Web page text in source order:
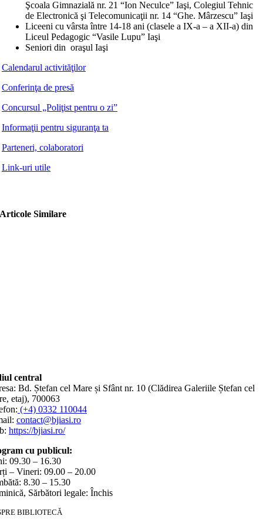
Şcoala Gimnazială nr. 21 “Ion Neculce” Iaşi, Colegiul Tehnic
de Electronică şi Telecomunicaţii nr. 14 “Ghe. Mârzescu” Iaşi
Liceeni cu vârsta între 14-18 ani (clasele a IX-a – a XII-a) din
Liceul Pedagogic “Vasile Lupu” Iaşi
Seniori din oraşul Iaşi
Calendarul activităţilor
Conferinţa de presă
Concursul „Poliţist pentru o zi”
Informaţii pentru siguranţa ta
Parteneri, colaboratori
Link-uri utile
Articole Similare
central
Bd. Ștefan cel Mare și Sfânt nr. 10 (Clădirea Galeriile Ștefan cel
etaj), 700063
(+4) 0332 110044
contact@bjiasi.ro
https://bjiasi.ro/
cu publicul:
09.30 – 16.30
– Vineri: 09.00 – 20.00
8.30 – 15.30
Sărbători legale: Închis
BIBLIOTECĂ